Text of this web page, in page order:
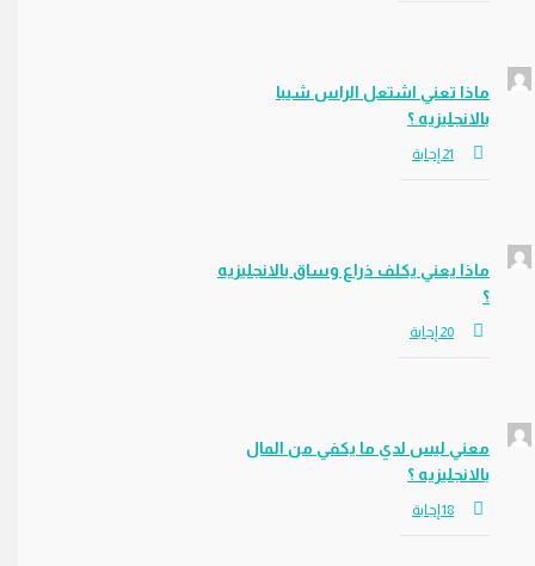
ماذا تعني اشتعل الراس شيبا
بالانجليزيه ؟
ماذا يعني يكلف ذراع وساق بالانجليزيه
معني ليس لدي ما يكفي من المال
بالانجليزيه ؟